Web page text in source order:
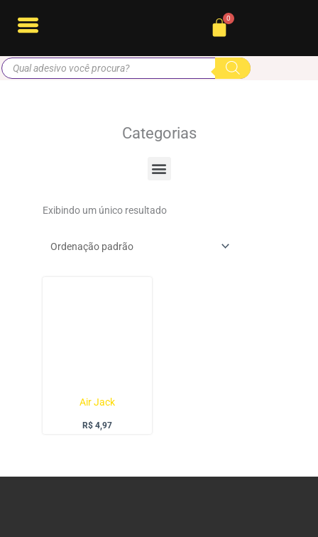
para
conteúdo
Cart
Pesquisar
produtos
Categorias
Menu
Exibindo um único resultado
Air Jack
R$ 4,97